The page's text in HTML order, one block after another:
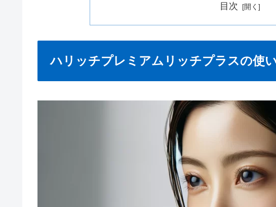
目次
ハリッチプレミアムリッチプラスの使